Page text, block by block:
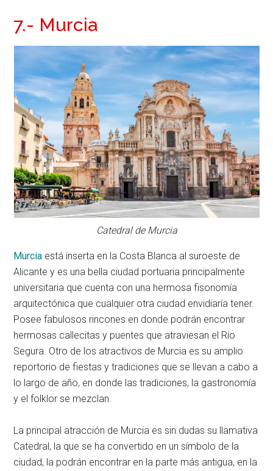
7.- Murcia
Catedral de Murcia
Murcia está inserta en la Costa Blanca al suroeste de
Alicante y es una bella ciudad portuaria principalmente
universitaria que cuenta con una hermosa fisonomía
arquitectónica que cualquier otra ciudad envidiaría tener.
Posee fabulosos rincones en donde podrán encontrar
hermosas callecitas y puentes que atraviesan el Río
Segura. Otro de los atractivos de Murcia es su amplio
reportorio de fiestas y tradiciones que se llevan a cabo a
lo largo de año, en donde las tradiciones, la gastronomía
y el folklor se mezclan.
La principal atracción de Murcia es sin dudas su llamativa
Catedral, la que se ha convertido en un símbolo de la
ciudad, la podrán encontrar en la parte más antigua, en la